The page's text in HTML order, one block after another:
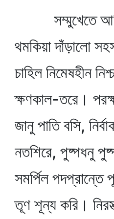
সম্মুখেতে
থমকিয়া দাঁড়ালো
চাহিল নিমেষহীন
ক্ষণকাল-তরে।
জানু পাতি বসি,
নতশিরে, পুষ্পধনু
সমর্পিল পদপ্রান্তে
তূণ শূন্য করি।